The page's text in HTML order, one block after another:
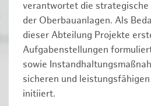
verantwortet die
der Oberbauanlagen. Als
dieser Abteilung Projekte
Aufgabenstellungen
sowie
sicheren und
initiiert.